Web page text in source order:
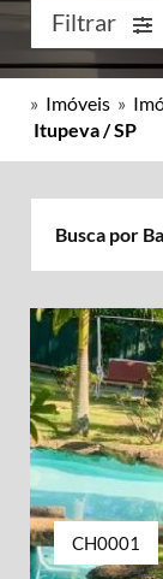
Filtrar
» Imóveis »
Itupeva / SP
Busca por
CH0001